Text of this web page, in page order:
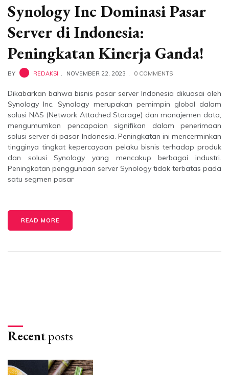
Synology Inc Dominasi Pasar
Server di Indonesia:
Peningkatan Kinerja Ganda!
BY REDAKSI NOVEMBER 22, 2023 0 COMMENTS
Dikabarkan bahwa bisnis pasar server Indonesia dikuasai oleh
Synology Inc. Synology merupakan pemimpin global dalam
solusi NAS (Network Attached Storage) dan manajemen data,
mengumumkan pencapaian signifikan dalam penerimaan
solusi server di pasar Indonesia. Peningkatan ini mencerminkan
tingginya tingkat kepercayaan pelaku bisnis terhadap produk
dan solusi Synology yang mencakup berbagai industri.
Peningkatan penggunaan server Synology tidak terbatas pada
satu segmen pasar
READ MORE
Recentposts